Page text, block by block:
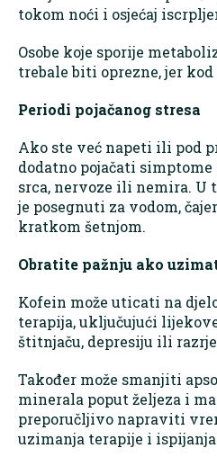
tokom noći i osjećaj
Osobe koje sporije
trebale biti oprezne, jer
Periodi pojačanog stresa
Ako ste već napeti ili pod
dodatno pojačati
srca, nervoze ili nemira.
je posegnuti za vodom,
kratkom šetnjom.
Obratite pažnju ako
Kofein može uticati na
terapija, uključujući
štitnjaču, depresiju ili
Također može smanjiti
minerala poput željeza i
preporučljivo napraviti
uzimanja terapije i